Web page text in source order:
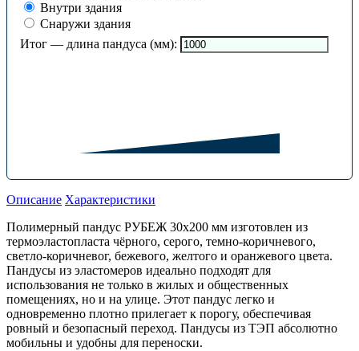
Внутри здания
Снаружи здания
Итог — длина пандуса (мм):
Описание Характеристики
Полимерный пандус РУБЕЖ 30х200 мм изготовлен из
термоэластопласта чёрного, серого, темно-коричневого,
светло-коричневог, бежевого, желтого и оранжевого цвета.
Пандусы из эластомеров идеально подходят для
использования не только в жилых и общественных
помещениях, но и на улице. Этот пандус легко и
одновременно плотно прилегает к порогу, обеспечивая
ровный и безопасный переход. Пандусы из ТЭП абсолютно
мобильны и удобны для переноски.